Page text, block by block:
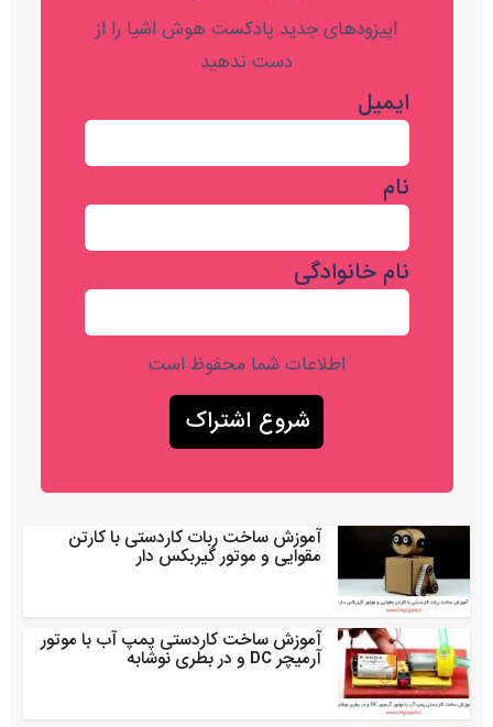
اپیزودهای جدید پادکست هوش اشیا را از
دست ندهید
ایمیل
نام
نام خانوادگی
اطلاعات شما محفوظ است
آموزش ساخت ربات کاردستی با کارتن
مقوایی و موتور گیربکس دار
آموزش ساخت کاردستی پمپ آب با موتور
آرمیچر DC و در بطری نوشابه